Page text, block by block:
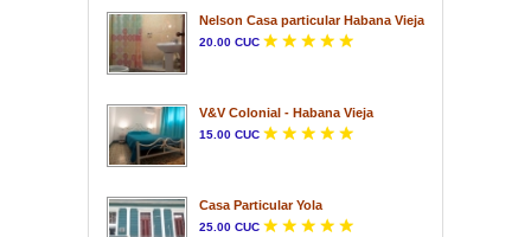
Nelson Casa particular Habana Vieja
20.00 CUC
V&V Colonial - Habana Vieja
15.00 CUC
Casa Particular Yola
25.00 CUC